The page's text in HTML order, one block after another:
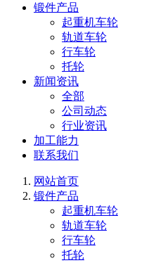
锻件产品
起重机车轮
轨道车轮
行车轮
托轮
新闻资讯
全部
公司动态
行业资讯
加工能力
联系我们
网站首页
锻件产品
起重机车轮
轨道车轮
行车轮
托轮